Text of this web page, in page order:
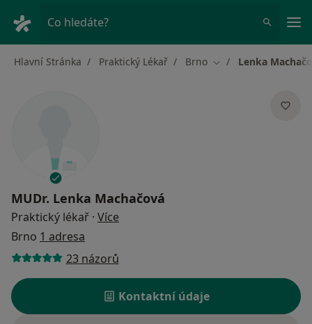
Co hledáte?
Hlavní Stránka Praktický Lékař Brno Změna města
Lenka
MUDr. Lenka Machačová
Praktický lékař · Více
Brno 1 adresa
23 názorů
Kontaktní údaje